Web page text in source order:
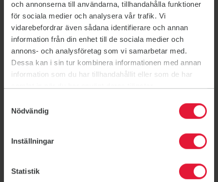
och annonserna till användarna, tillhandahålla funktioner
för sociala medier och analysera vår trafik. Vi
vidarebefordrar även sådana identifierare och annan
information från din enhet till de sociala medier och
annons- och analysföretag som vi samarbetar med.
Dessa kan i sin tur kombinera informationen med annan
information som du har tillhandahållit eller som de har
Nödvändig
Inställningar
Statistik
Nyheter
Sommarträning ute i
Bonnstan t o m 12 augusti
1 juni 2026